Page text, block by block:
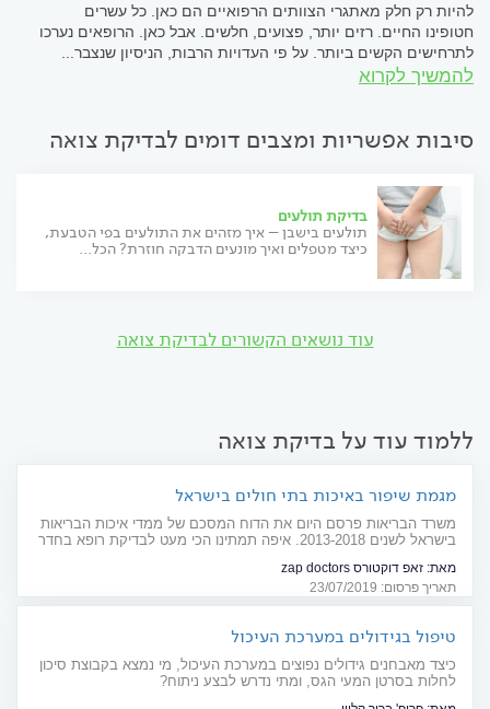
להיות רק חלק מאתגרי הצוותים הרפואיים הם כאן. כל עשרים
חטופינו החיים. רזים יותר, פצועים, חלשים. אבל כאן. הרופאים נערכו
לתרחישים הקשים ביותר. על פי העדויות הרבות, הניסיון שנצבר...
להמשיך לקרוא
סיבות אפשריות ומצבים דומים לבדיקת צואה
בדיקת תולעים
תולעים בישבן – איך מזהים את התולעים בפי הטבעת,
כיצד מטפלים ואיך מונעים הדבקה חוזרת? הכל...
עוד נושאים הקשורים לבדיקת צואה
ללמוד עוד על בדיקת צואה
מגמת שיפור באיכות בתי חולים בישראל
משרד הבריאות פרסם היום את הדוח המסכם של ממדי איכות הבריאות
בישראל לשנים 2013-2018. איפה תמתינו הכי מעט לבדיקת רופא בחדר
לאירוע מוחי? הנתונים בפנים
מאת: זאפ דוקטורס zap doctors
תאריך פרסום: 23/07/2019
טיפול בגידולים במערכת העיכול
כיצד מאבחנים גידולים נפוצים במערכת העיכול, מי נמצא בקבוצת סיכון
לחלות בסרטן המעי הגס, ומתי נדרש לבצע ניתוח?